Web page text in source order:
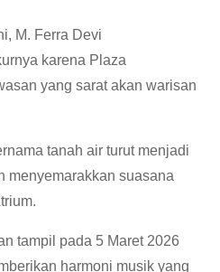
M. Ferra Devi
karena Plaza
yang sarat akan warisan
tanah air turut menjadi
menyemarakkan suasana
tampil pada 5 Maret 2026
harmoni musik yang